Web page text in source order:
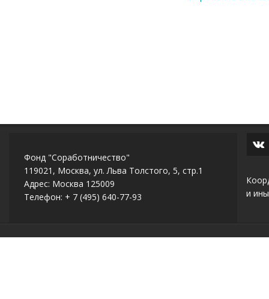
Фонд "Соработничество"
119021, Москва, ул. Льва Толстого, 5, стр.1
Адрес: Москва 125009
Телефон: + 7 (495) 640-77-93
и